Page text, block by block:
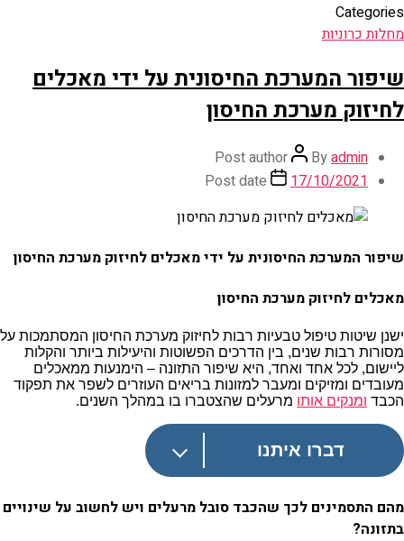
Categories
מחלות כרוניות
שיפור המערכת החיסונית על ידי מאכלים
לחיזוק מערכת החיסון
Post author Byadmin
Post date
17/10/2021
שיפור המערכת החיסונית על ידי מאכלים לחיזוק מערכת החיסון
מאכלים לחיזוק מערכת החיסון
ישנן שיטות טיפול טבעיות רבות לחיזוק מערכת החיסון המסתמכות על
מסורות רבות שנים, בין הדרכים הפשוטות והיעילות ביותר והקלות
ליישום, לכל אחד ואחד, היא שיפור התזונה – הימנעות ממאכלים
מעובדים ומזיקים ומעבר למזונות בריאים העוזרים לשפר את תפקוד
הכבד ומנקים אותו מרעלים שהצטברו בו במהלך השנים.
דברו איתנו
מהם התסמינים לכך שהכבד סובל מרעלים ויש לחשוב על שינויים
בתזונה?